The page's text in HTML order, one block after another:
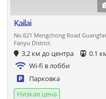
Kailai
No.621 Mengchong Road
Fanyu District
3.2 км до центра 0.1
Wi-fi в лобби
Парковка
Низкая цена